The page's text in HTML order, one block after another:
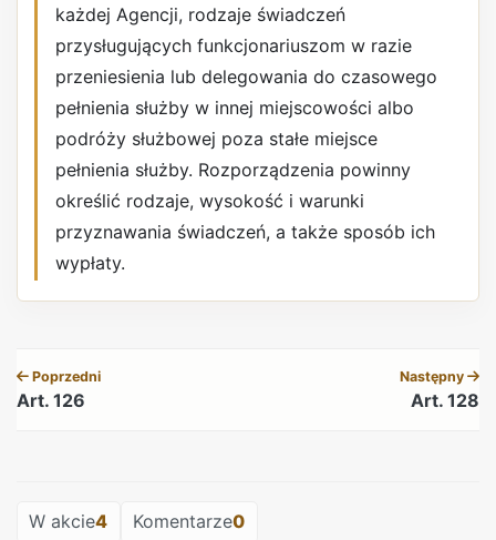
każdej Agencji, rodzaje świadczeń
przysługujących funkcjonariuszom w razie
przeniesienia lub delegowania do czasowego
pełnienia służby w innej miejscowości albo
podróży służbowej poza stałe miejsce
pełnienia służby. Rozporządzenia powinny
określić rodzaje, wysokość i warunki
przyznawania świadczeń, a także sposób ich
wypłaty.
Poprzedni
Art. 126
Następny
Art. 128
W akcie4 Komentarze0